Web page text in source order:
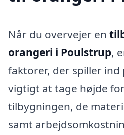
Når du overvejer en
orangeri i Poulstrup,
faktorer, der spiller ind
vigtigt at tage højde
tilbygningen, de
samt